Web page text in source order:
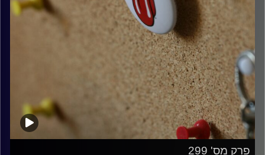
פרק מס' 299